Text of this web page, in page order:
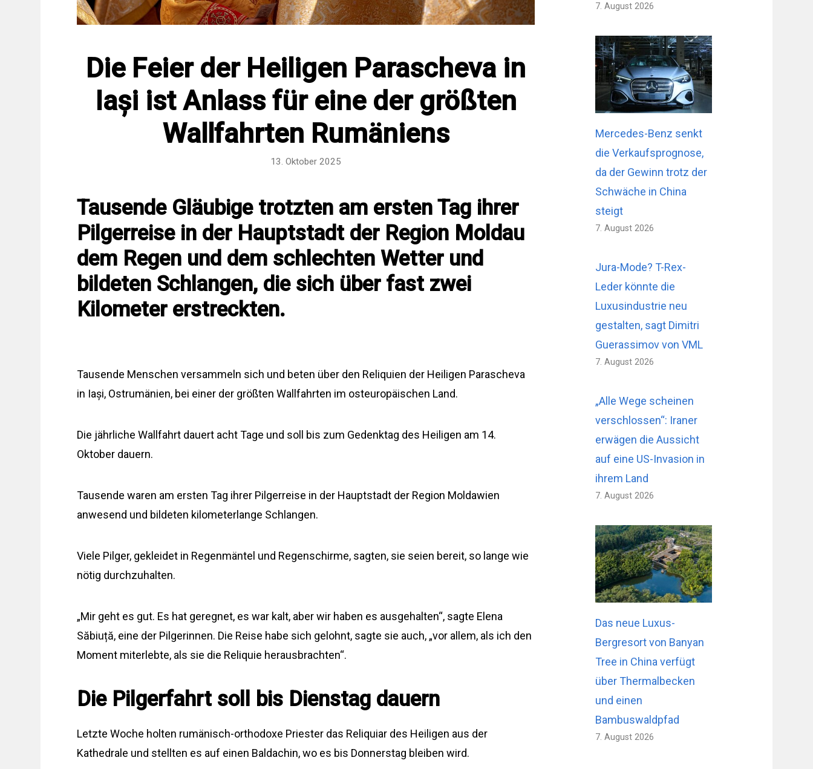
Die Feier der Heiligen Parascheva in
Iași ist Anlass für eine der größten
Wallfahrten Rumäniens
13. Oktober 2025
Tausende Gläubige trotzten am ersten Tag ihrer
Pilgerreise in der Hauptstadt der Region Moldau
dem Regen und dem schlechten Wetter und
bildeten Schlangen, die sich über fast zwei
Kilometer erstreckten.
Tausende Menschen versammeln sich und beten über den Reliquien der Heiligen Parascheva
in Iași, Ostrumänien, bei einer der größten Wallfahrten im osteuropäischen Land.
Die jährliche Wallfahrt dauert acht Tage und soll bis zum Gedenktag des Heiligen am 14.
Oktober dauern.
Tausende waren am ersten Tag ihrer Pilgerreise in der Hauptstadt der Region Moldawien
anwesend und bildeten kilometerlange Schlangen.
Viele Pilger, gekleidet in Regenmäntel und Regenschirme, sagten, sie seien bereit, so lange wie
nötig durchzuhalten.
„Mir geht es gut. Es hat geregnet, es war kalt, aber wir haben es ausgehalten“, sagte Elena
Săbiuță, eine der Pilgerinnen. Die Reise habe sich gelohnt, sagte sie auch, „vor allem, als ich den
Moment miterlebte, als sie die Reliquie herausbrachten“.
Die Pilgerfahrt soll bis Dienstag dauern
Letzte Woche holten rumänisch-orthodoxe Priester das Reliquiar des Heiligen aus der
Kathedrale und stellten es auf einen Baldachin, wo es bis Donnerstag bleiben wird.
7. August 2026
Mercedes-Benz senkt
die Verkaufsprognose,
da der Gewinn trotz der
Schwäche in China
steigt
7. August 2026
Jura-Mode? T-Rex-
Leder könnte die
Luxusindustrie neu
gestalten, sagt Dimitri
Guerassimov von VML
7. August 2026
„Alle Wege scheinen
verschlossen“: Iraner
erwägen die Aussicht
auf eine US-Invasion in
ihrem Land
7. August 2026
Das neue Luxus-
Bergresort von Banyan
Tree in China verfügt
über Thermalbecken
und einen
Bambuswaldpfad
7. August 2026